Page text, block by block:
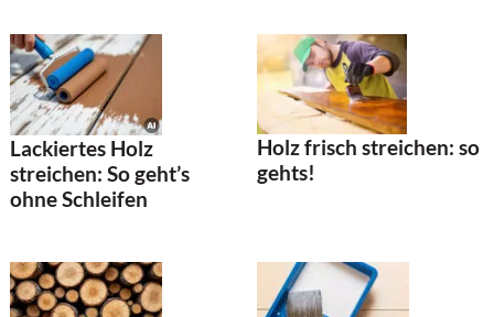
Lackiertes Holz
streichen: So geht’s
ohne Schleifen
Holz frisch streichen: so
gehts!